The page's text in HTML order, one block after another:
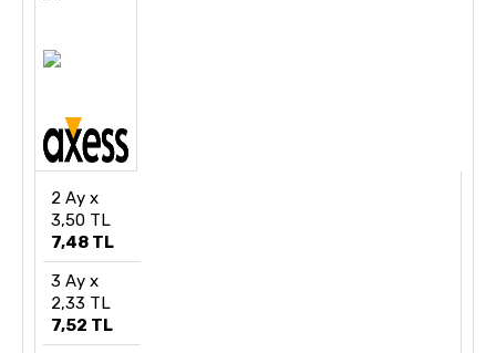
2 Ay x
3,50 TL
7,48 TL
3 Ay x
2,33 TL
7,52 TL